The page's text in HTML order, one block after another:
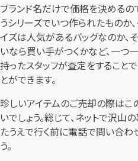
ブランド名だけで価格を決めるの
うシリーズでいつ作られたものか
イズは人気があるバッグなのか、
いなら買い手がつくかなど、一
持ったスタッフが査定をすること
とができます。
珍しいアイテムのご売却の際はこ
いでしょう。総じて、ネットで沢
たうえで行く前に電話で問い合わ
う。